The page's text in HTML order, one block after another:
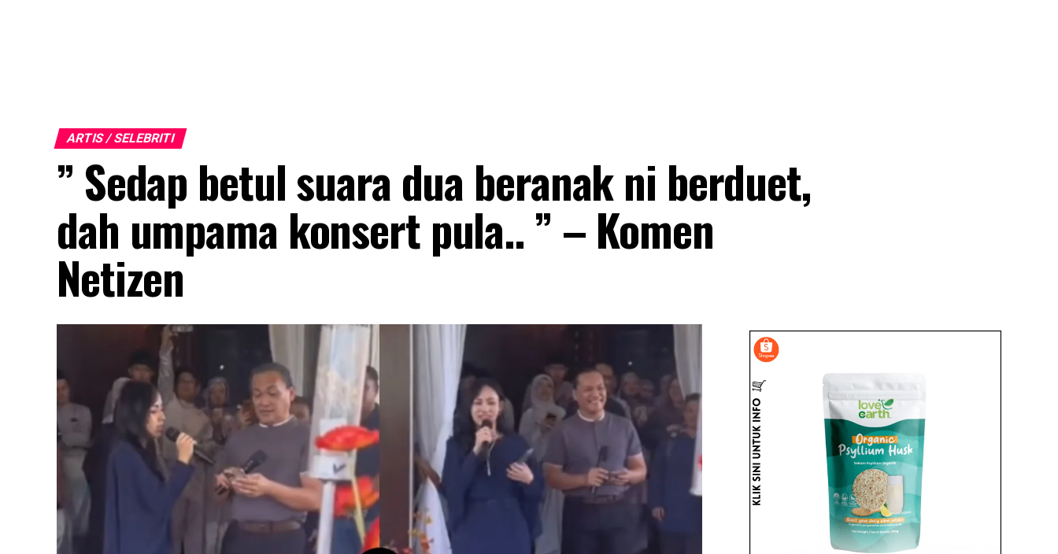
ARTIS / SELEBRITI
” Sedap betul suara dua beranak ni berduet,
dah umpama konsert pula.. ” – Komen
Netizen